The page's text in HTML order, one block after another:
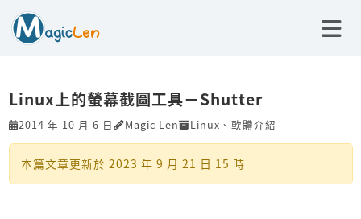
Linux上的螢幕截圖工具－Shutter
2014 年 10 月 6 日 Magic Len Linux 、 軟體介紹
本篇文章更新於 2023 年 9 月 21 日 15 時